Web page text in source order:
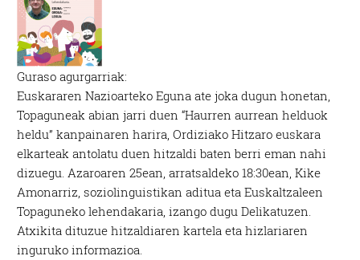
Guraso agurgarriak:
Euskararen Nazioarteko Eguna ate joka dugun honetan,
Topaguneak abian jarri duen “Haurren aurrean helduok
heldu” kanpainaren harira, Ordiziako Hitzaro euskara
elkarteak antolatu duen hitzaldi baten berri eman nahi
dizuegu. Azaroaren 25ean, arratsaldeko 18:30ean, Kike
Amonarriz, soziolinguistikan aditua eta Euskaltzaleen
Topaguneko lehendakaria, izango dugu Delikatuzen.
Atxikita dituzue hitzaldiaren kartela eta hizlariaren
inguruko informazioa.